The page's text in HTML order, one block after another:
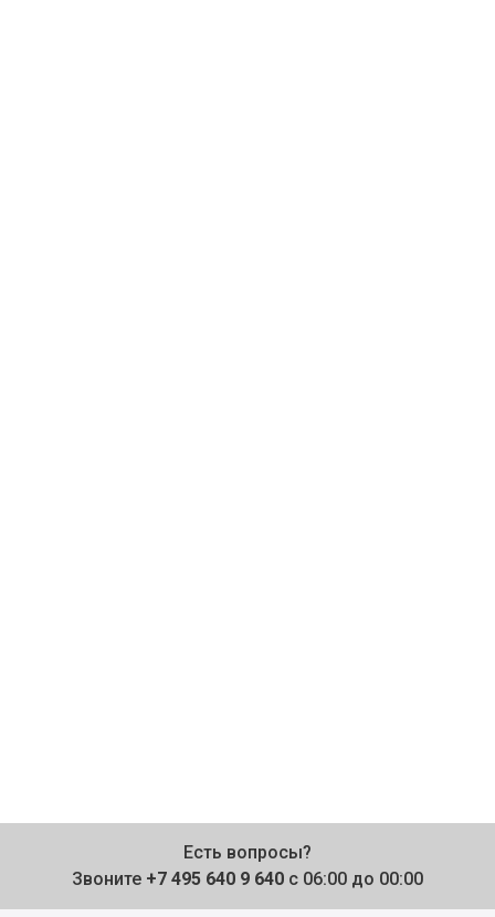
Есть вопросы?
Звоните +7 495 640 9 640 с 06:00 до 00:00